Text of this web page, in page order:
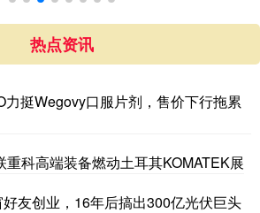
热点资讯
力挺Wegovy口服片剂，售价下行拖累
重科高端装备燃动土耳其KOMATEK展
友创业，16年后搞出300亿光伏巨头